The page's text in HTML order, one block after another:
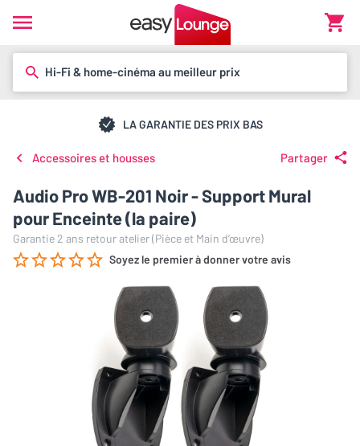
Hi-Fi & home-cinéma au meilleur prix
LA GARANTIE DES PRIX BAS
Accessoires et housses Partager
Audio Pro WB-201 Noir - Support Mural
pour Enceinte (la paire)
Garantie 2 ans retour atelier (Pièce et Main d’œuvre)
Soyez le premier à donner votre avis